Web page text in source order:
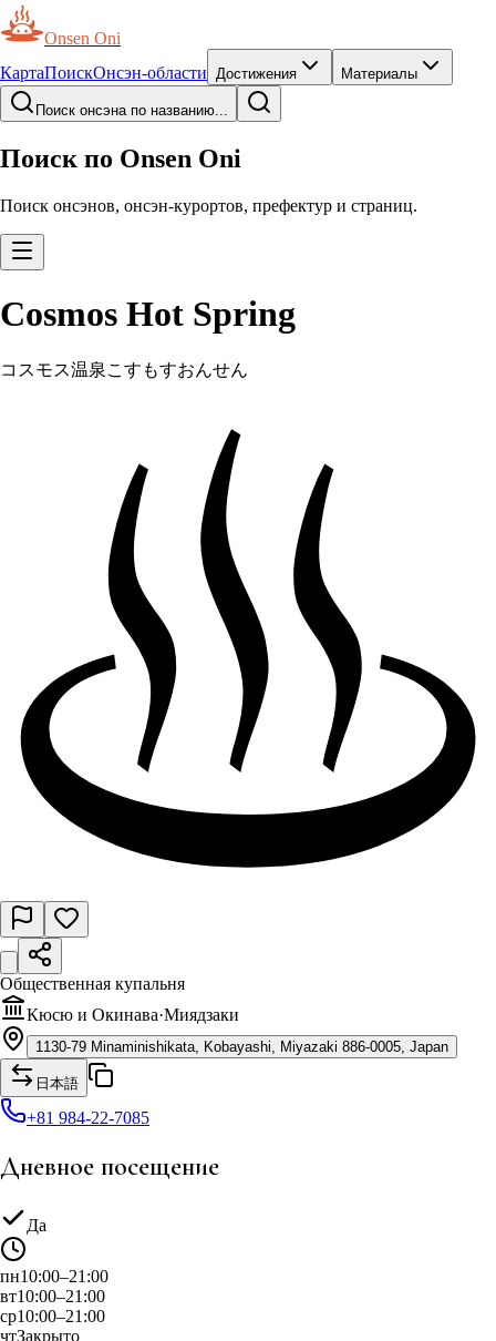
Onsen Oni
КартаПоискОнсэн-области Достижения Материалы
Поиск онсэна по названию...
Поиск по Onsen Oni
Поиск онсэнов, онсэн-курортов, префектур и страниц.
Cosmos Hot Spring
コスモス温泉 こすもすおんせん
Общественная купальня
Кюсю и Окинава·Миядзаки
1130-79 Minaminishikata, Kobayashi, Miyazaki 886-0005, Japan
日本語
+81 984-22-7085
Дневное посещение
Да
пн10:00–21:00
вт10:00–21:00
ср10:00–21:00
чтЗакрыто